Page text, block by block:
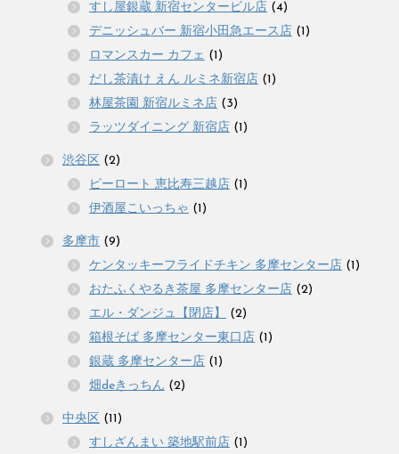
すし屋銀蔵 新宿センタービル店 (4)
デニッシュバー 新宿小田急エース店 (1)
ロマンスカー カフェ (1)
だし茶漬け えん ルミネ新宿店 (1)
林屋茶園 新宿ルミネ店 (3)
ラッツダイニング 新宿店 (1)
渋谷区 (2)
ピーロート 恵比寿三越店 (1)
伊酒屋こいっちゃ (1)
多摩市 (9)
ケンタッキーフライドチキン 多摩センター店 (1)
おたふくやるき茶屋 多摩センター店 (2)
エル・ダンジュ【閉店】
(2)
箱根そば 多摩センター東口店 (1)
銀蔵 多摩センター店 (1)
畑deきっちん (2)
中央区 (11)
すしざんまい 築地駅前店 (1)